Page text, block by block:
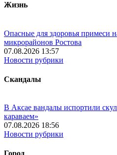
Жизнь
Опасные для здоровья примеси
микрорайонов Ростова
07.08.2026 13:57
Новости рубрики
Скандалы
В Аксае вандалы испортили
караваем»
07.08.2026 18:56
Новости рубрики